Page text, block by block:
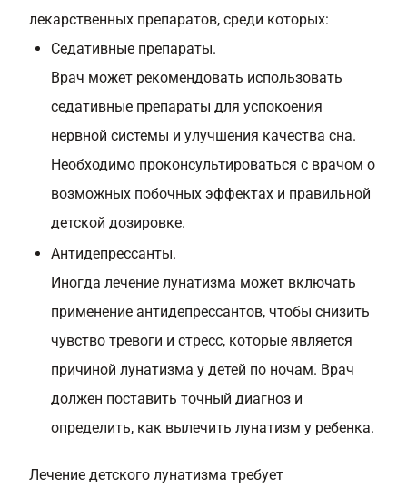
лекарственных препаратов, среди которых:
Седативные препараты.
Врач может рекомендовать использовать
седативные препараты для успокоения
нервной системы и улучшения качества сна.
Необходимо проконсультироваться с врачом о
возможных побочных эффектах и правильной
детской дозировке.
Антидепрессанты.
Иногда лечение лунатизма может включать
применение антидепрессантов, чтобы снизить
чувство тревоги и стресс, которые является
причиной лунатизма у детей по ночам. Врач
должен поставить точный диагноз и
определить, как вылечить лунатизм у ребенка.
Лечение детского лунатизма требует